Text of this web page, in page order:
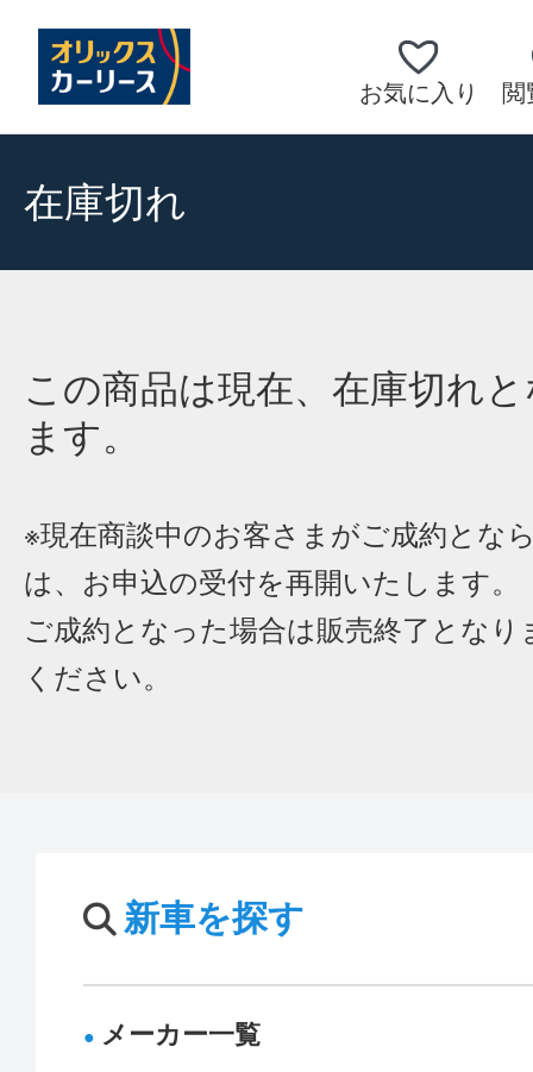
お気に入り 閲
在庫切れ
この商品は現在、在庫切れ
ます。
※現在商談中のお客さまがご成約とな
は、お申込の受付を再開いたします。
ご成約となった場合は販売終了となり
ください。
新車を探す
メーカー一覧